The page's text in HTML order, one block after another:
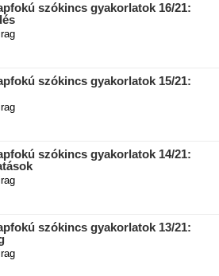
szókincs gyakorlatok 16/21:
szókincs gyakorlatok 15/21:
szókincs gyakorlatok 14/21:
szókincs gyakorlatok 13/21: